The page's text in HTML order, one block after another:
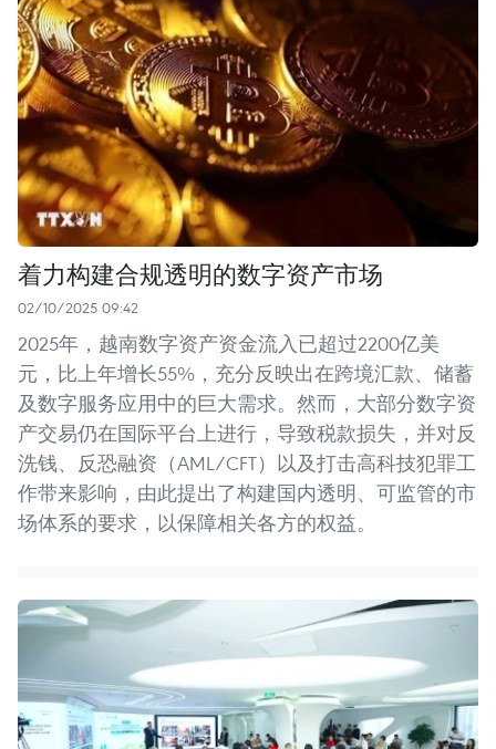
着力构建合规透明的数字资产市场
02/10/2025 09:42
2025年，越南数字资产资金流入已超过2200亿美
元，比上年增长55%，充分反映出在跨境汇款、储蓄
及数字服务应用中的巨大需求。然而，大部分数字资
产交易仍在国际平台上进行，导致税款损失，并对反
洗钱、反恐融资（AML/CFT）以及打击高科技犯罪工
作带来影响，由此提出了构建国内透明、可监管的市
场体系的要求，以保障相关各方的权益。